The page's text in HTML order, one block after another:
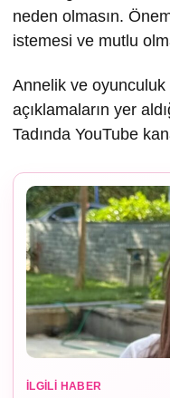
neden olmasın.
istemesi ve mutlu
Annelik ve
açıklamaların yer
Tadında YouTube
İLGILI HABER